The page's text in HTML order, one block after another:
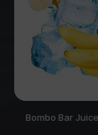
Bombo Bar